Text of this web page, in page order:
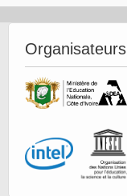
Organisateurs